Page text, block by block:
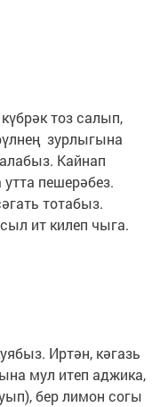
тоз салып,
зурлыгына
Кайнап
пешерәбез.
тотабыз.
ит килеп чыга.
Иртән, кәгазь
мул итеп аджика,
бер лимон согы